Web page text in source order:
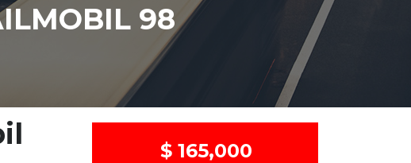
98
$ 165,000